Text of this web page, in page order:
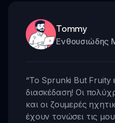
Tommy
Ενθουσιώδης
“Το Sprunki But Fruity
διασκέδαση! Οι
και οι ζουμερές
έχουν τονώσει τις